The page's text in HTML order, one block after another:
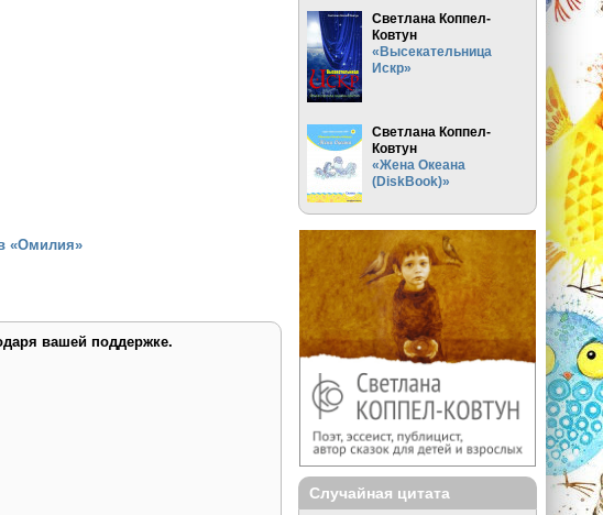
«Омилия»
вашей поддержке.
Светлана Коппел-
Ковтун
«Высекательница
Искр»
Светлана Коппел-
Ковтун
«Жена Океана
(DiskBook)»
Случайная цитата